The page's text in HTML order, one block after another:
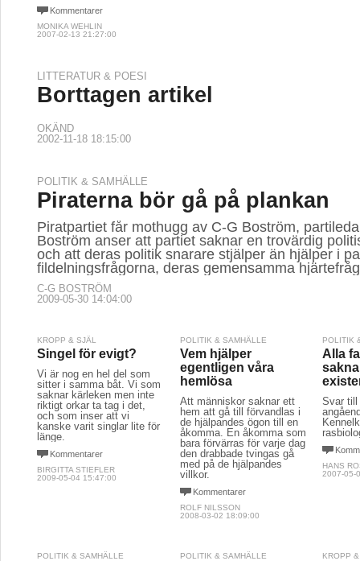
Kommentarer
MONIKA WEHLIN
2007-02-13 21:27:00
LITTERATUR & POESI
Borttagen artikel
OKÄND
2002-11-18 18:15:00
POLITIK & SAMHÄLLE
Piraterna bör gå på plankan
Piratpartiet får mothugg av C-G Boström,
Boström anser att partiet saknar en trovärdig
och att deras politik snarare stjälper än hjälper i
fildelningsfrågorna, deras gemensamma
C-G BOSTRÖM
2009-05-30 14:04:00
KROPP & SJÄL
Singel för evigt?
Vi är nog en hel del som
sitter i samma båt. Vi som
saknar kärleken men inte
riktigt orkar ta tag i det,
och som inser att vi
kanske varit singlar lite för
länge.
Kommentarer
BIRGITTA STIEFLER
2009-05-04 15:47:00
POLITIK & SAMHÄLLE
Vem hjälper
egentligen våra
hemlösa
Att människor saknar ett
hem att gå till förvandlas i
de hjälpandes ögon till en
åkomma. En åkomma som
bara förvärras för varje dag
den drabbade tvingas gå
med på de hjälpandes
villkor.
Kommentarer
ROLF NILSSON
2008-03-02 18:09:00
POLITIK
Alla
Svar till
HANS
2007-05-
POLITIK & SAMHÄLLE POLITIK & SAMHÄLLE KROPP